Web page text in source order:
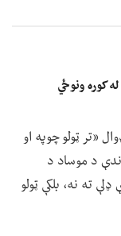
کوره ونوځي
«تر ټولو چوپه او
د موساد د
ته نه، بلکې ټولو